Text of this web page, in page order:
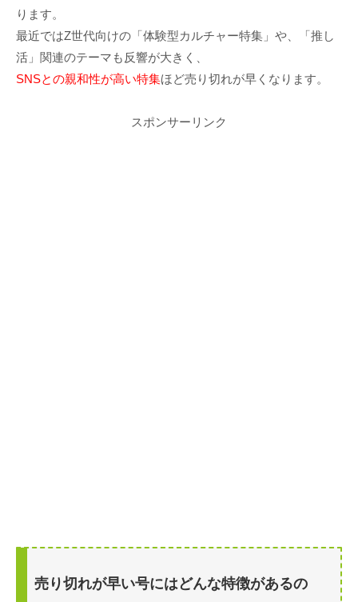
ります。
最近ではZ世代向けの「体験型カルチャー特集」や、「推し
活」関連のテーマも反響が大きく、
SNSとの親和性が高い特集ほど売り切れが早くなります。
スポンサーリンク
売り切れが早い号にはどんな特徴があるの